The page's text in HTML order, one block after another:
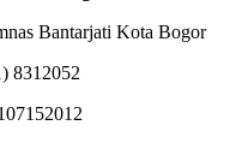
Bantarjati Kota Bogor
8312052